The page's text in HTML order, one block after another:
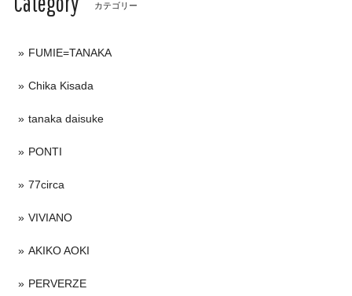
カテゴリー
FUMIE=TANAKA
Chika Kisada
tanaka daisuke
PONTI
77circa
VIVIANO
AKIKO AOKI
PERVERZE